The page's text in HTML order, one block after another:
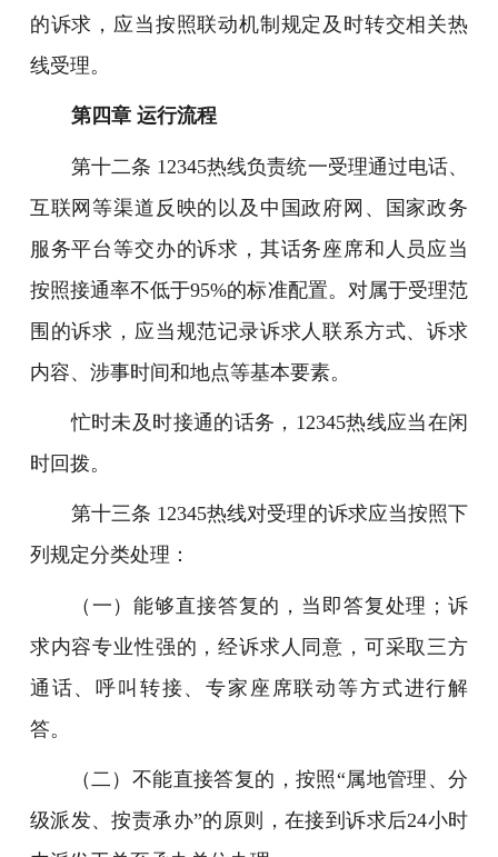
的诉求，应当按照联动机制规定及时转交相关热
线受理。
第四章 运行流程
第十二条 12345热线负责统一受理通过电话、
互联网等渠道反映的以及中国政府网、国家政务
服务平台等交办的诉求，其话务座席和人员应当
按照接通率不低于95%的标准配置。对属于受理范
围的诉求，应当规范记录诉求人联系方式、诉求
内容、涉事时间和地点等基本要素。
忙时未及时接通的话务，12345热线应当在闲
时回拨。
第十三条 12345热线对受理的诉求应当按照下
列规定分类处理：
（一）能够直接答复的，当即答复处理；诉
求内容专业性强的，经诉求人同意，可采取三方
通话、呼叫转接、专家座席联动等方式进行解
答。
（二）不能直接答复的，按照“属地管理、分
级派发、按责承办”的原则，在接到诉求后24小时